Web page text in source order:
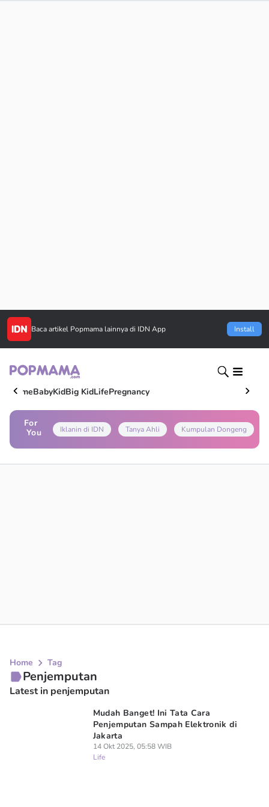
Baca artikel Popmama lainnya di IDN App Install
HomeBabyKidBig KidLifePregnancy
For
You
Iklanin di IDN Tanya Ahli Kumpulan Dongeng
Home Tag
Penjemputan
Latest in penjemputan
Mudah Banget! Ini Tata Cara
Penjemputan Sampah Elektronik di
Jakarta
14 Okt 2025, 05:58 WIB
Life